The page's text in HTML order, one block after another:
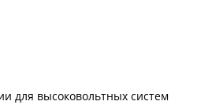
для высоковольтных систем